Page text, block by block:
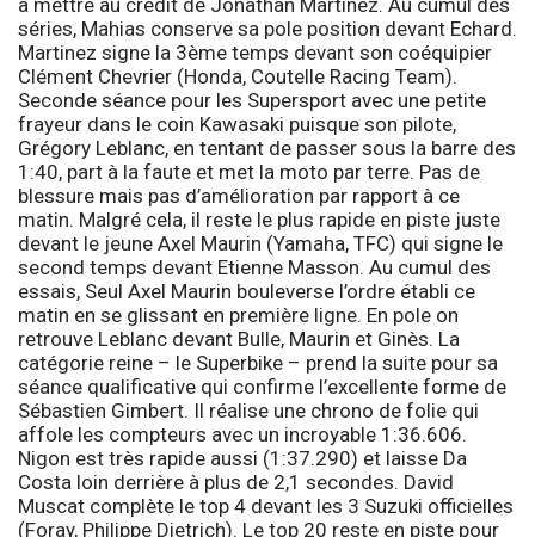
séries, Mahias conserve sa pole position devant Echard.
Martinez signe la 3ème temps devant son coéquipier
Clément Chevrier (Honda, Coutelle Racing Team).
Seconde séance pour les Supersport avec une petite
frayeur dans le coin Kawasaki puisque son pilote,
Grégory Leblanc, en tentant de passer sous la barre des
1:40, part à la faute et met la moto par terre. Pas de
blessure mais pas d’amélioration par rapport à ce
matin. Malgré cela, il reste le plus rapide en piste juste
devant le jeune Axel Maurin (Yamaha, TFC) qui signe le
second temps devant Etienne Masson. Au cumul des
essais, Seul Axel Maurin bouleverse l’ordre établi ce
matin en se glissant en première ligne. En pole on
retrouve Leblanc devant Bulle, Maurin et Ginès. La
catégorie reine – le Superbike – prend la suite pour sa
séance qualificative qui confirme l’excellente forme de
Sébastien Gimbert. Il réalise une chrono de folie qui
affole les compteurs avec un incroyable 1:36.606.
Nigon est très rapide aussi (1:37.290) et laisse Da
Costa loin derrière à plus de 2,1 secondes. David
Muscat complète le top 4 devant les 3 Suzuki officielles
(Foray, Philippe Dietrich). Le top 20 reste en piste pour